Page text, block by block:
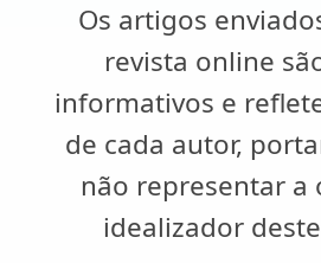
Os artigos
revista online
informativos e
de cada autor,
não representar a
idealizador